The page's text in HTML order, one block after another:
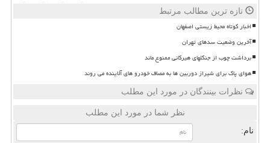
تازه ترین مطالب مرتبط
اخبار کوتاه محیط زیستی اصفهان
آخرین وضعیت سدهای تهران
برداشت چوب از جنگلهای هیرکانی ممنوع ماند
هوای پاک برای شیراز دوربین ها به مصاف خودرو های آلاینده می روند
نظرات بینندگان در مورد این مطلب
نظر شما در مورد این مطلب
نام: